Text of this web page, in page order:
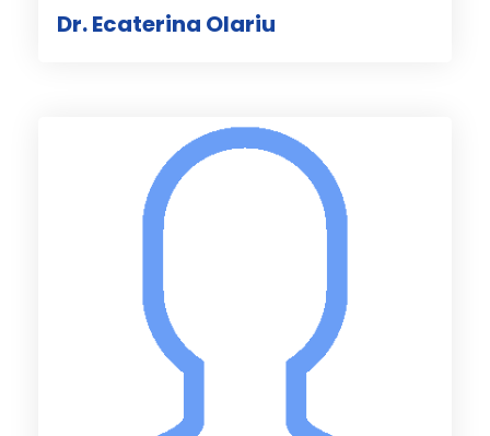
Dr. Ecaterina Olariu